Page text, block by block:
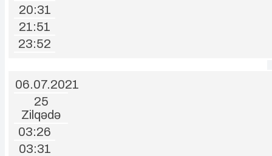
20:31
21:51
23:52
06.07.2021
25
Zilqədə
03:26
03:31